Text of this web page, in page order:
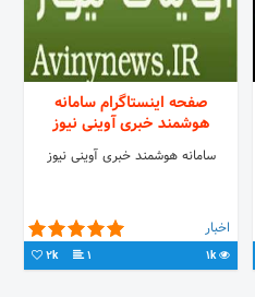
صفحه اینستاگرام سامانه
هوشمند خبری آوینی نیوز
سامانه هوشمند خبری آوینی نیوز
اخبار
1k
1
2k